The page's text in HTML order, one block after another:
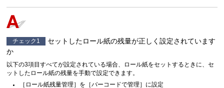
チェック1
セットしたロール紙の残量が正しく設定されています
か
以下の3項目すべてが設定されている場合、ロール紙をセットするときに、セ
ットしたロール紙の残量を手動で設定できます。
［ ロール紙残量管理 ］を［バーコードで管理 ］に設定